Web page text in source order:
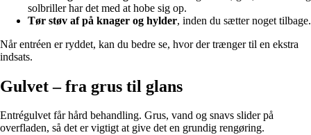
solbriller har det med at hobe sig op.
Tør støv af på knager og hylder, inden du sætter noget tilbage.
Når entréen er ryddet, kan du bedre se, hvor der trænger til en ekstra
indsats.
Gulvet – fra grus til glans
Entrégulvet får hård behandling. Grus, vand og snavs slider på
overfladen, så det er vigtigt at give det en grundig rengøring.